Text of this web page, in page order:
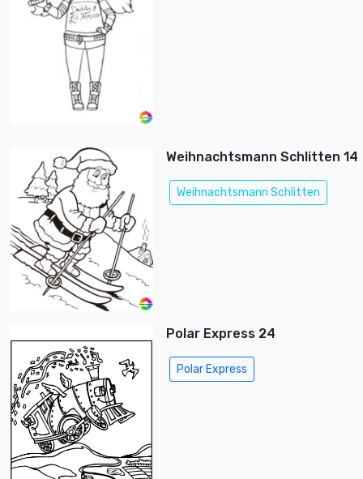
Weihnachtsmann Schlitten 14
Weihnachtsmann Schlitten
Polar Express 24
Polar Express